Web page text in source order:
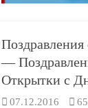
—
Открытки с
07.12.2016